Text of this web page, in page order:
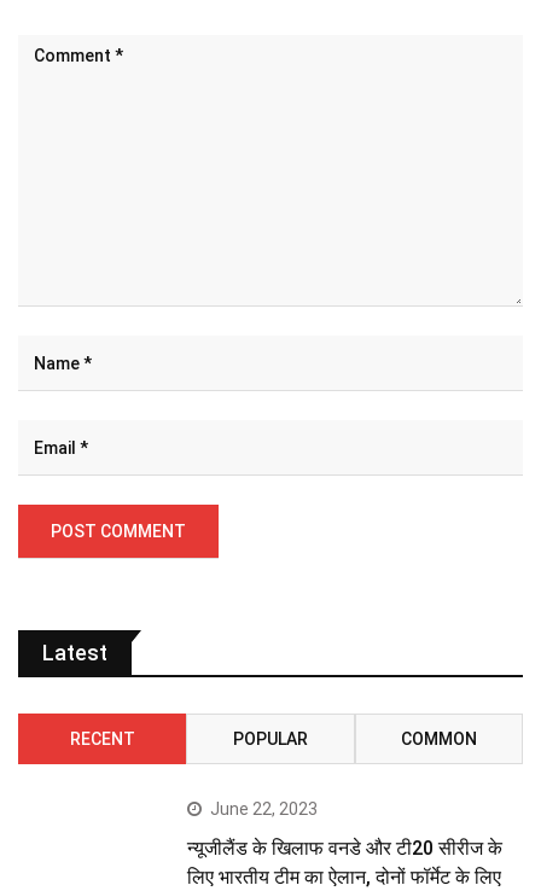
Latest
RECENT POPULAR COMMON
June 22, 2023
न्यूजीलैंड के खिलाफ वनडे और टी20 सीरीज के
लिए भारतीय टीम का ऐलान, दोनों फॉर्मेट के लिए